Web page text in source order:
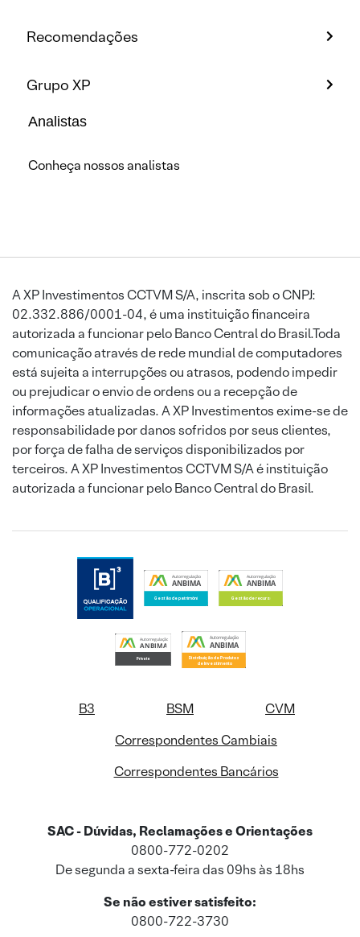
Recomendações
Grupo XP
Analistas
Conheça nossos analistas
A XP Investimentos CCTVM S/A, inscrita sob o CNPJ:
02.332.886/0001-04, é uma instituição financeira
autorizada a funcionar pelo Banco Central do Brasil.Toda
comunicação através de rede mundial de computadores
está sujeita a interrupções ou atrasos, podendo impedir
ou prejudicar o envio de ordens ou a recepção de
informações atualizadas. A XP Investimentos exime-se de
responsabilidade por danos sofridos por seus clientes,
por força de falha de serviços disponibilizados por
terceiros. A XP Investimentos CCTVM S/A é instituição
autorizada a funcionar pelo Banco Central do Brasil.
B3 BSM
CVM
Correspondentes Cambiais
Correspondentes Bancários
SAC - Dúvidas, Reclamações e Orientações
0800-772-0202
De segunda a sexta-feira das 09hs às 18hs
Se não estiver satisfeito:
0800-722-3730